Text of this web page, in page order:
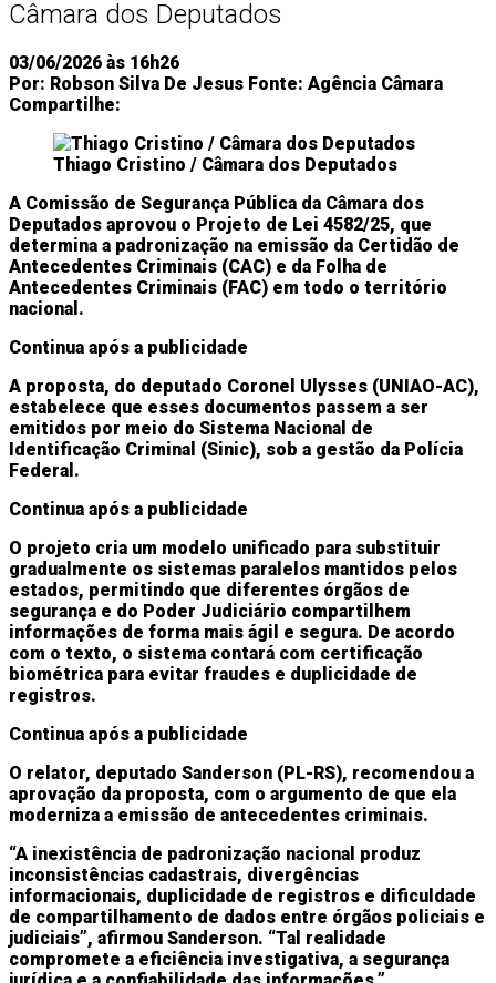
Entretenimento Tecnologia Economia
Câmara dos Deputados
03/06/2026 às 16h26
Por: Robson Silva De Jesus Fonte: Agência Câmara
Compartilhe:
Thiago Cristino / Câmara dos Deputados
A Comissão de Segurança Pública da Câmara dos
Deputados aprovou o Projeto de Lei 4582/25, que
determina a padronização na emissão da Certidão de
Antecedentes Criminais (CAC) e da Folha de
Antecedentes Criminais (FAC) em todo o território
nacional.
Continua após a publicidade
A proposta, do deputado Coronel Ulysses (UNIAO-AC),
estabelece que esses documentos passem a ser
emitidos por meio do Sistema Nacional de
Identificação Criminal (Sinic), sob a gestão da Polícia
Federal.
Continua após a publicidade
O projeto cria um modelo unificado para substituir
gradualmente os sistemas paralelos mantidos pelos
estados, permitindo que diferentes órgãos de
segurança e do Poder Judiciário compartilhem
informações de forma mais ágil e segura. De acordo
com o texto, o sistema contará com certificação
biométrica para evitar fraudes e duplicidade de
registros.
Continua após a publicidade
O relator, deputado Sanderson (PL-RS), recomendou a
aprovação da proposta, com o argumento de que ela
moderniza a emissão de antecedentes criminais.
“A inexistência de padronização nacional produz
inconsistências cadastrais, divergências
informacionais, duplicidade de registros e dificuldade
de compartilhamento de dados entre órgãos policiais e
judiciais”, afirmou Sanderson. “Tal realidade
compromete a eficiência investigativa, a segurança